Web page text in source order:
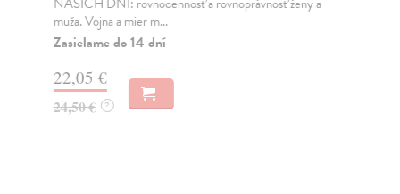
NAŠICH DNÍ: rovnocennosť a rovnoprávnosť ženy a
muža. Vojna a mier m...
Zasielame do 14 dní
22,05 €
24,50 € ?